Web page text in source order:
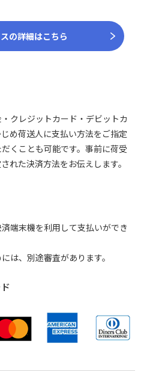
の詳細はこちら
クレジットカード・デビットカ
め荷送人に支払い方法をご指定
くことも可能です。事前に荷受
れた決済方法をお伝えします。
端末機を利用して支払いができ
は、別途審査があります。